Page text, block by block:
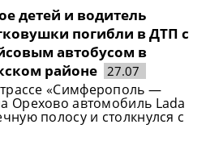
детей и водитель
погибли в ДТП с
автобусом в
районе 27.07
«Симферополь —
Орехово автомобиль Lada
полосу и столкнулся с